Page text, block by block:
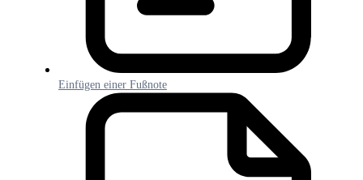
Einfügen einer Fußnote